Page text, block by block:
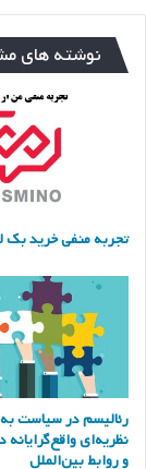
نوشته های
تجربه منفی خرید بک
رئالیسم در سیاست
نظریه‌ای
و روابط بین‌الملل